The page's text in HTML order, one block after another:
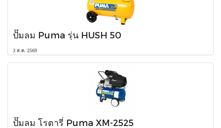
ปั๊มลม Puma รุ่น HUSH 50
3 ส.ค. 2569
ปั๊มลม โรตารี่ Puma XM-2525